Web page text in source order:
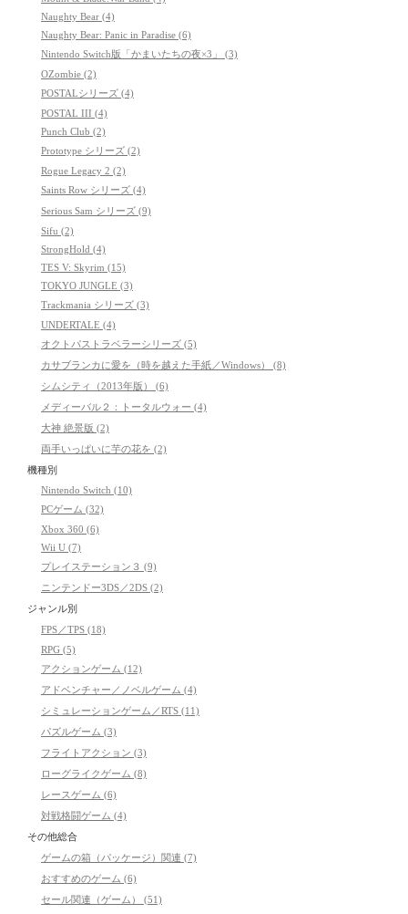
Naughty Bear (4)
Naughty Bear: Panic in Paradise (6)
Nintendo Switch版「かまいたちの夜×3」 (3)
OZombie (2)
POSTALシリーズ (4)
POSTAL III (4)
Punch Club (2)
Prototype シリーズ (2)
Rogue Legacy 2 (2)
Saints Row シリーズ (4)
Serious Sam シリーズ (9)
Sifu (2)
StrongHold (4)
TES V: Skyrim (15)
TOKYO JUNGLE (3)
Trackmania シリーズ (3)
UNDERTALE (4)
オクトパストラベラーシリーズ (5)
カサブランカに愛を（時を越えた手紙／Windows） (8)
シムシティ（2013年版） (6)
メディーバル２：トータルウォー (4)
大神 絶景版 (2)
両手いっぱいに芋の花を (2)
機種別
Nintendo Switch (10)
PCゲーム (32)
Xbox 360 (6)
Wii U (7)
プレイステーション３ (9)
ニンテンドー3DS／2DS (2)
ジャンル別
FPS／TPS (18)
RPG (5)
アクションゲーム (12)
アドベンチャー／ノベルゲーム (4)
シミュレーションゲーム／RTS (11)
パズルゲーム (3)
フライトアクション (3)
ローグライクゲーム (8)
レースゲーム (6)
対戦格闘ゲーム (4)
その他総合
ゲームの箱（パッケージ）関連 (7)
おすすめのゲーム (6)
セール関連（ゲーム） (51)